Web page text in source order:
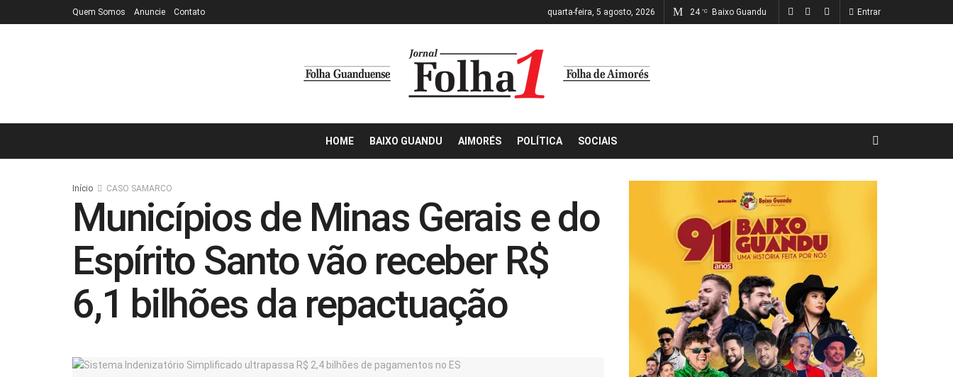
Quem Somos Anuncie Contato quarta-feira, 5 agosto, 2026 24 °C Baixo Guandu Entrar
HOME BAIXO GUANDU AIMORÉS POLÍTICA SOCIAIS
Início CASO SAMARCO
Municípios de Minas Gerais e do
Espírito Santo vão receber R$
6,1 bilhões da repactuação